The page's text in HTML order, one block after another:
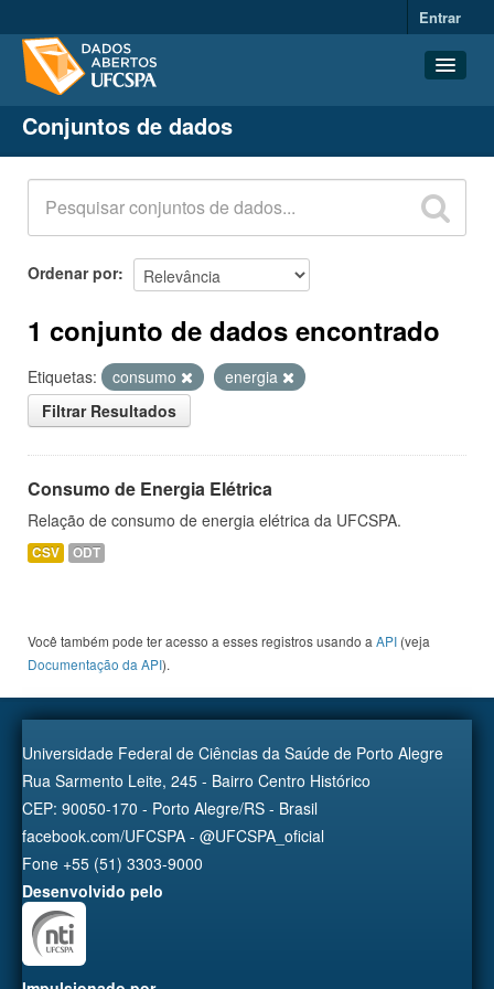
Entrar
Conjuntos de dados
Organizações
Grupos
Sobre
Conjuntos de dados
Ordenar por
1 conjunto de dados encontrado
Etiquetas: consumo
energia
Filtrar Resultados
Consumo de Energia Elétrica
Relação de consumo de energia elétrica da UFCSPA.
CSV ODT
Você também pode ter acesso a esses registros usando a API (veja
Documentação da API).
Universidade Federal de Ciências da Saúde de Porto Alegre
Rua Sarmento Leite, 245 - Bairro Centro Histórico
CEP: 90050-170 - Porto Alegre/RS - Brasil
facebook.com/UFCSPA - @UFCSPA_oficial
Fone +55 (51) 3303-9000
Desenvolvido pelo